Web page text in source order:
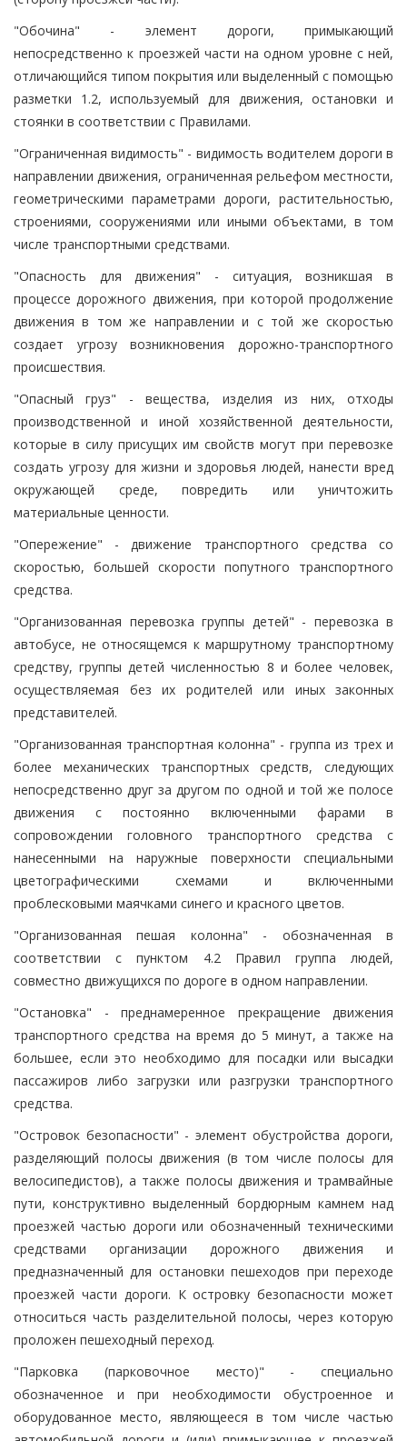
"Обочина" - элемент дороги, примыкающий
непосредственно к проезжей части на одном уровне с ней,
отличающийся типом покрытия или выделенный с помощью
разметки 1.2, используемый для движения, остановки и
стоянки в соответствии с Правилами.
"Ограниченная видимость" - видимость водителем дороги в
направлении движения, ограниченная рельефом местности,
геометрическими параметрами дороги, растительностью,
строениями, сооружениями или иными объектами, в том
числе транспортными средствами.
"Опасность для движения" - ситуация, возникшая в
процессе дорожного движения, при которой продолжение
движения в том же направлении и с той же скоростью
создает угрозу возникновения дорожно-транспортного
происшествия.
"Опасный груз" - вещества, изделия из них, отходы
производственной и иной хозяйственной деятельности,
которые в силу присущих им свойств могут при перевозке
создать угрозу для жизни и здоровья людей, нанести вред
окружающей среде, повредить или уничтожить
материальные ценности.
"Опережение" - движение транспортного средства со
скоростью, большей скорости попутного транспортного
средства.
"Организованная перевозка группы детей" - перевозка в
автобусе, не относящемся к маршрутному транспортному
средству, группы детей численностью 8 и более человек,
осуществляемая без их родителей или иных законных
представителей.
"Организованная транспортная колонна" - группа из трех и
более механических транспортных средств, следующих
непосредственно друг за другом по одной и той же полосе
движения с постоянно включенными фарами в
сопровождении головного транспортного средства с
нанесенными на наружные поверхности специальными
цветографическими схемами и включенными
проблесковыми маячками синего и красного цветов.
"Организованная пешая колонна" - обозначенная в
соответствии с пунктом 4.2 Правил группа людей,
совместно движущихся по дороге в одном направлении.
"Остановка" - преднамеренное прекращение движения
транспортного средства на время до 5 минут, а также на
большее, если это необходимо для посадки или высадки
пассажиров либо загрузки или разгрузки транспортного
средства.
"Островок безопасности" - элемент обустройства дороги,
разделяющий полосы движения (в том числе полосы для
велосипедистов), а также полосы движения и трамвайные
пути, конструктивно выделенный бордюрным камнем над
проезжей частью дороги или обозначенный техническими
средствами организации дорожного движения и
предназначенный для остановки пешеходов при переходе
проезжей части дороги. К островку безопасности может
относиться часть разделительной полосы, через которую
проложен пешеходный переход.
"Парковка (парковочное место)" - специально
обозначенное и при необходимости обустроенное и
оборудованное место, являющееся в том числе частью